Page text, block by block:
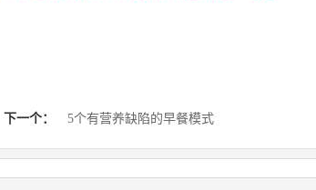
下一个： 5个有营养缺陷的早餐模式